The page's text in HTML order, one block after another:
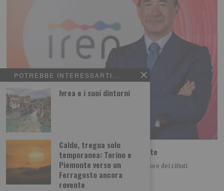
POTREBBE INTERESSARTI...
Ivrea e i suoi dintorni
Caldo, tregua solo
temporanea: Torino e
Piemonte verso un
Ferragosto ancora
rovente
Iren Ambiente acquista il 66% di ETAmbiente
Iren Ambiente consolida il posizionamento nel settore dei rifiuti
acquistando il 66% di ETAmbiente società attiva